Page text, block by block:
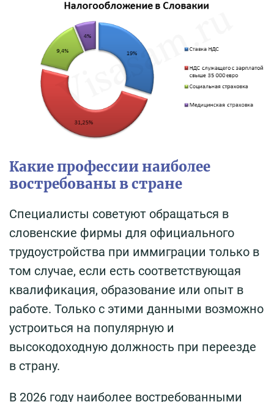
Какие профессии наиболее
востребованы в стране
Специалисты советуют обращаться в
словенские фирмы для официального
трудоустройства при иммиграции только в
том случае, если есть соответствующая
квалификация, образование или опыт в
работе. Только с этими данными возможно
устроиться на популярную и
высокодоходную должность при переезде
в страну.
В 2026 году наиболее востребованными